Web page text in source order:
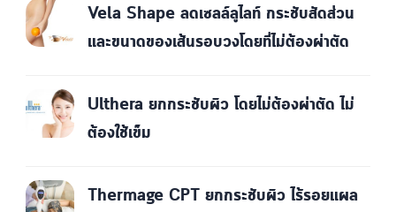
Vela Shape ลดเซลล์ลูไลท์ กระชับสัดส่วน
และขนาดของเส้นรอบวงโดยที่ไม่ต้องผ่าตัด
Ulthera ยกกระชับผิว โดยไม่ต้องผ่าตัด ไม่
ต้องใช้เข็ม
Thermage CPT ยกกระชับผิว ไร้รอยแผล